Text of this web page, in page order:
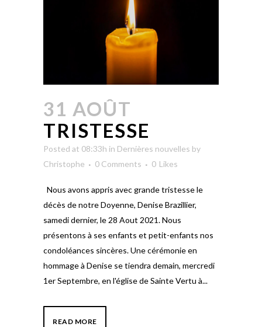
31 AOÛT
TRISTESSE
Posted at 08:33h in Dernières nouvelles by
Christophe
0 Comments 0 Likes
Nous avons appris avec grande tristesse le
décès de notre Doyenne, Denise Brazillier,
samedi dernier, le 28 Aout 2021. Nous
présentons à ses enfants et petit-enfants nos
condoléances sincères. Une cérémonie en
hommage à Denise se tiendra demain, mercredi
1er Septembre, en l'église de Sainte Vertu à...
READ MORE